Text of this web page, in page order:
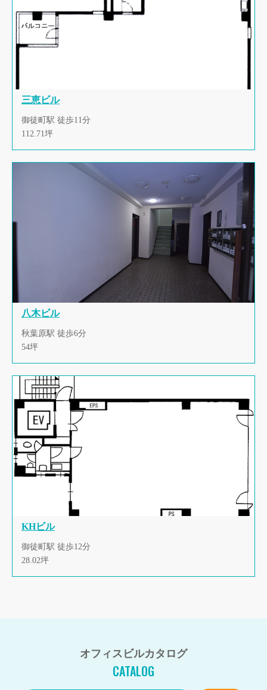
三恵ビル
御徒町駅 徒歩11分
112.71坪
八木ビル
秋葉原駅 徒歩6分
54坪
KHビル
御徒町駅 徒歩12分
28.02坪
オフィスビルカタログ
CATALOG